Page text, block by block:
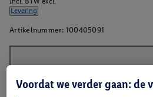
Levering
Artikelnummer: 100405091
Voordat we verder gaan: de